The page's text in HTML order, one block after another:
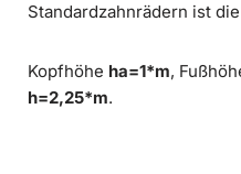
Standardzahnrädern ist
Kopfhöhe ha=1*m,
h=2,25*m.